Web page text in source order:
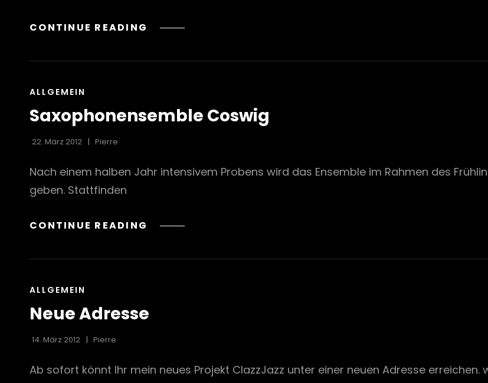
CONTINUE READING NEUE
CAT
ALLGEMEIN
Saxophonensemble Coswig
22. März 2012 Pierre
Nach einem halben Jahr intensivem Probens wird das Ensemble im Rahmen des
geben. Stattfinden
CONTINUE READING SAXOPHONENSEMBLE
CAT
ALLGEMEIN
Neue Adresse
14. März 2012 Pierre
Ab sofort könnt Ihr mein neues Projekt ClazzJazz unter einer neuen Adresse